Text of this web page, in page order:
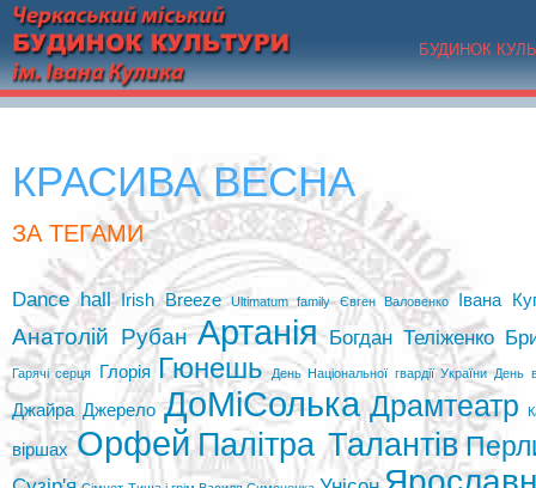
БУДИНОК
КРАСИВА ВЕСНА
ЗА ТЕГАМИ
Dance hall Irish Breeze Ultimatum family Євген Валовенко Івана
Анатолій Рубан Артанія Богдан Теліженко
Гарячі серця Глорія Гюнешь День Національної гвардії України День
Джайра Джерело ДоМіСолька Драмтеатр
віршах Орфей Палітра Талантів